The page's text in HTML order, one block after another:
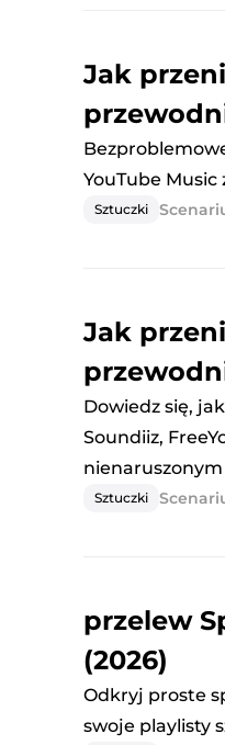
Jak
YouTube
Sztuczki
Jak
Dowiedz się,
Soundiiz,
Sztuczki
przelew
(2026)
Odkryj proste
swoje playlisty